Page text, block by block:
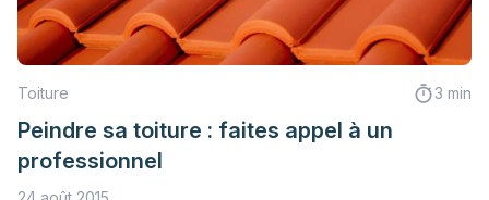
Toiture 3 min
Peindre sa toiture : faites appel à un
professionnel